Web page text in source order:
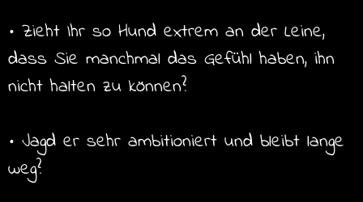
• Zieht Ihr so Hund extrem an der Leine,
dass Sie manchmal das Gefühl haben, ihn
nicht halten zu können?
• Jagd er sehr ambitioniert und bleibt lange
weg?